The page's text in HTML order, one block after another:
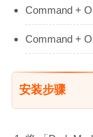
Command +
Command +
安装步骤